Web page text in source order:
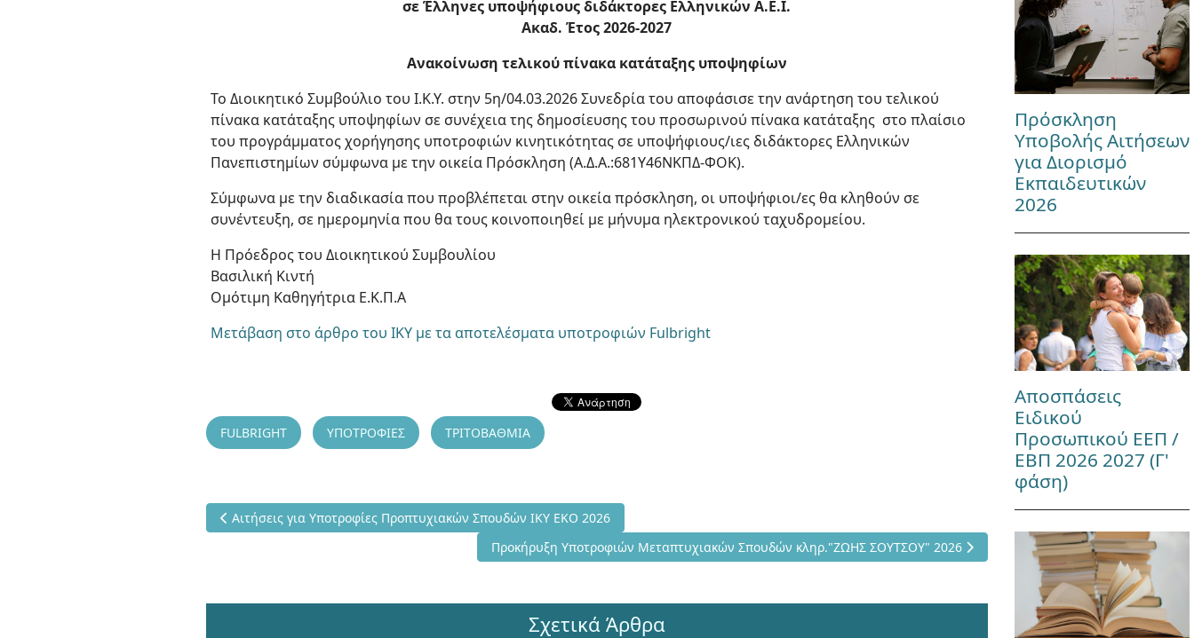
σε Έλληνες υποψήφιους διδάκτορες Ελληνικών Α.Ε.Ι.
Ακαδ. Έτος 2026-2027
Ανακοίνωση τελικού πίνακα κατάταξης υποψηφίων
Το Διοικητικό Συμβούλιο του Ι.Κ.Υ. στην 5η/04.03.2026 Συνεδρία του αποφάσισε την ανάρτηση του τελικού
πίνακα κατάταξης υποψηφίων σε συνέχεια της δημοσίευσης του προσωρινού πίνακα κατάταξης στο πλαίσιο
του προγράμματος χορήγησης υποτροφιών κινητικότητας σε υποψήφιους/ιες διδάκτορες Ελληνικών
Πανεπιστημίων σύμφωνα με την οικεία Πρόσκληση (Α.Δ.Α.:681Υ46ΝΚΠΔ-ΦΟΚ).
Σύμφωνα με την διαδικασία που προβλέπεται στην οικεία πρόσκληση, οι υποψήφιοι/ες θα κληθούν σε
συνέντευξη, σε ημερομηνία που θα τους κοινοποιηθεί με μήνυμα ηλεκτρονικού ταχυδρομείου.
Η Πρόεδρος του Διοικητικού Συμβουλίου
Βασιλική Κιντή
Ομότιμη Καθηγήτρια Ε.Κ.Π.Α
Μετάβαση στο άρθρο του ΙΚΥ με τα αποτελέσματα υποτροφιών Fulbright
FULBRIGHT ΥΠΟΤΡΟΦΙΕΣ ΤΡΙΤΟΒΑΘΜΙΑ
Προηγούμενο άρθρο: Αιτήσεις για Υποτροφίες Προπτυχιακών Σπουδών ΙΚΥ ΕΚΟ 2026
Αιτήσεις για Υποτροφίες Προπτυχιακών Σπουδών ΙΚΥ ΕΚΟ 2026
Επόμενο άρθρο: Προκήρυξη Υποτροφιών Μεταπτυχιακών Σπουδών κληρ."ΖΩΗΣ ΣΟΥΤΣΟΥ" 2026
Προκήρυξη Υποτροφιών Μεταπτυχιακών Σπουδών κληρ."ΖΩΗΣ ΣΟΥΤΣΟΥ" 2026
Σχετικά Άρθρα
Πρόσκληση
Υποβολής Αιτήσεων
για Διορισμό
Εκπαιδευτικών
2026
Αποσπάσεις
Ειδικού
Προσωπικού ΕΕΠ /
ΕΒΠ 2026 2027 (Γ'
φάση)